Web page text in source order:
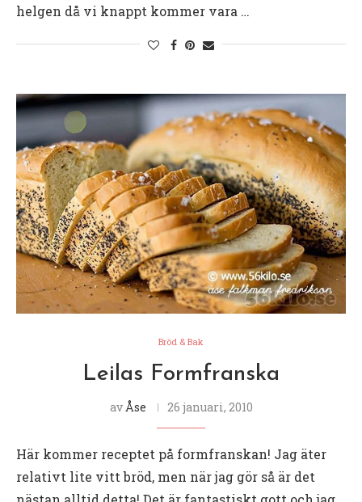
helgen då vi knappt kommer vara …
Bröd & Bak
Leilas Formfranska
av Åse 26 januari, 2010
Här kommer receptet på formfranskan! Jag äter
relativt lite vitt bröd, men när jag gör så är det